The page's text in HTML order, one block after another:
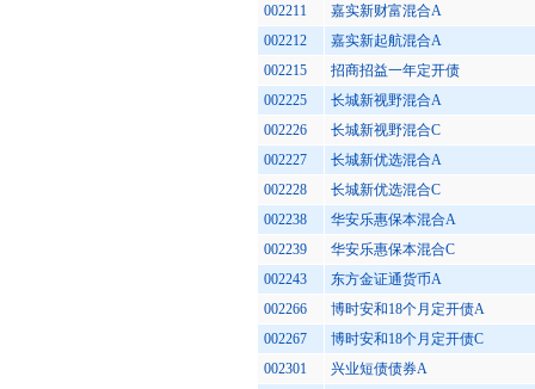
002211
嘉实新财富混合A
002212
嘉实新起航混合A
002215
招商招益一年定开债
002225
长城新视野混合A
002226
长城新视野混合C
002227
长城新优选混合A
002228
长城新优选混合C
002238
华安乐惠保本混合A
002239
华安乐惠保本混合C
002243
东方金证通货币A
002266
博时安和18个月定开债A
002267
博时安和18个月定开债C
002301
兴业短债债券A